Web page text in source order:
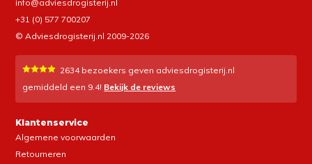
info@adviesdrogisterij.nl
+31 (0) 577 700207
© Adviesdrogisterij.nl 2009-2026
2634bezoekers geven adviesdrogisterij.nl
gemiddeld een 9.4! Bekijk de reviews
Klantenservice
Algemene voorwaarden
Retourneren